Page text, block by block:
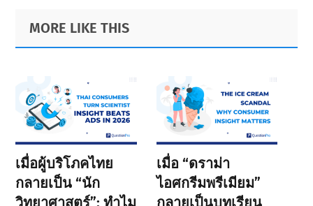
Primary
Sidebar
Footer
MORE LIKE THIS
เมื่อผู้บริโภคไทย
กลายเป็น “นัก
วิทยาศาสตร์”: ทำไม
เมื่อ “ดราม่า
ไอศกรีมพรีเมียม”
กลายเป็นบทเรียน